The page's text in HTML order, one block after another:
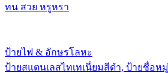
ทน สวย หรูหรา
ป้ายไฟ & อักษรโลหะ
ป้ายสแตนเลสไทเทเนี่ยมสีดำ, ป้ายชื่อห